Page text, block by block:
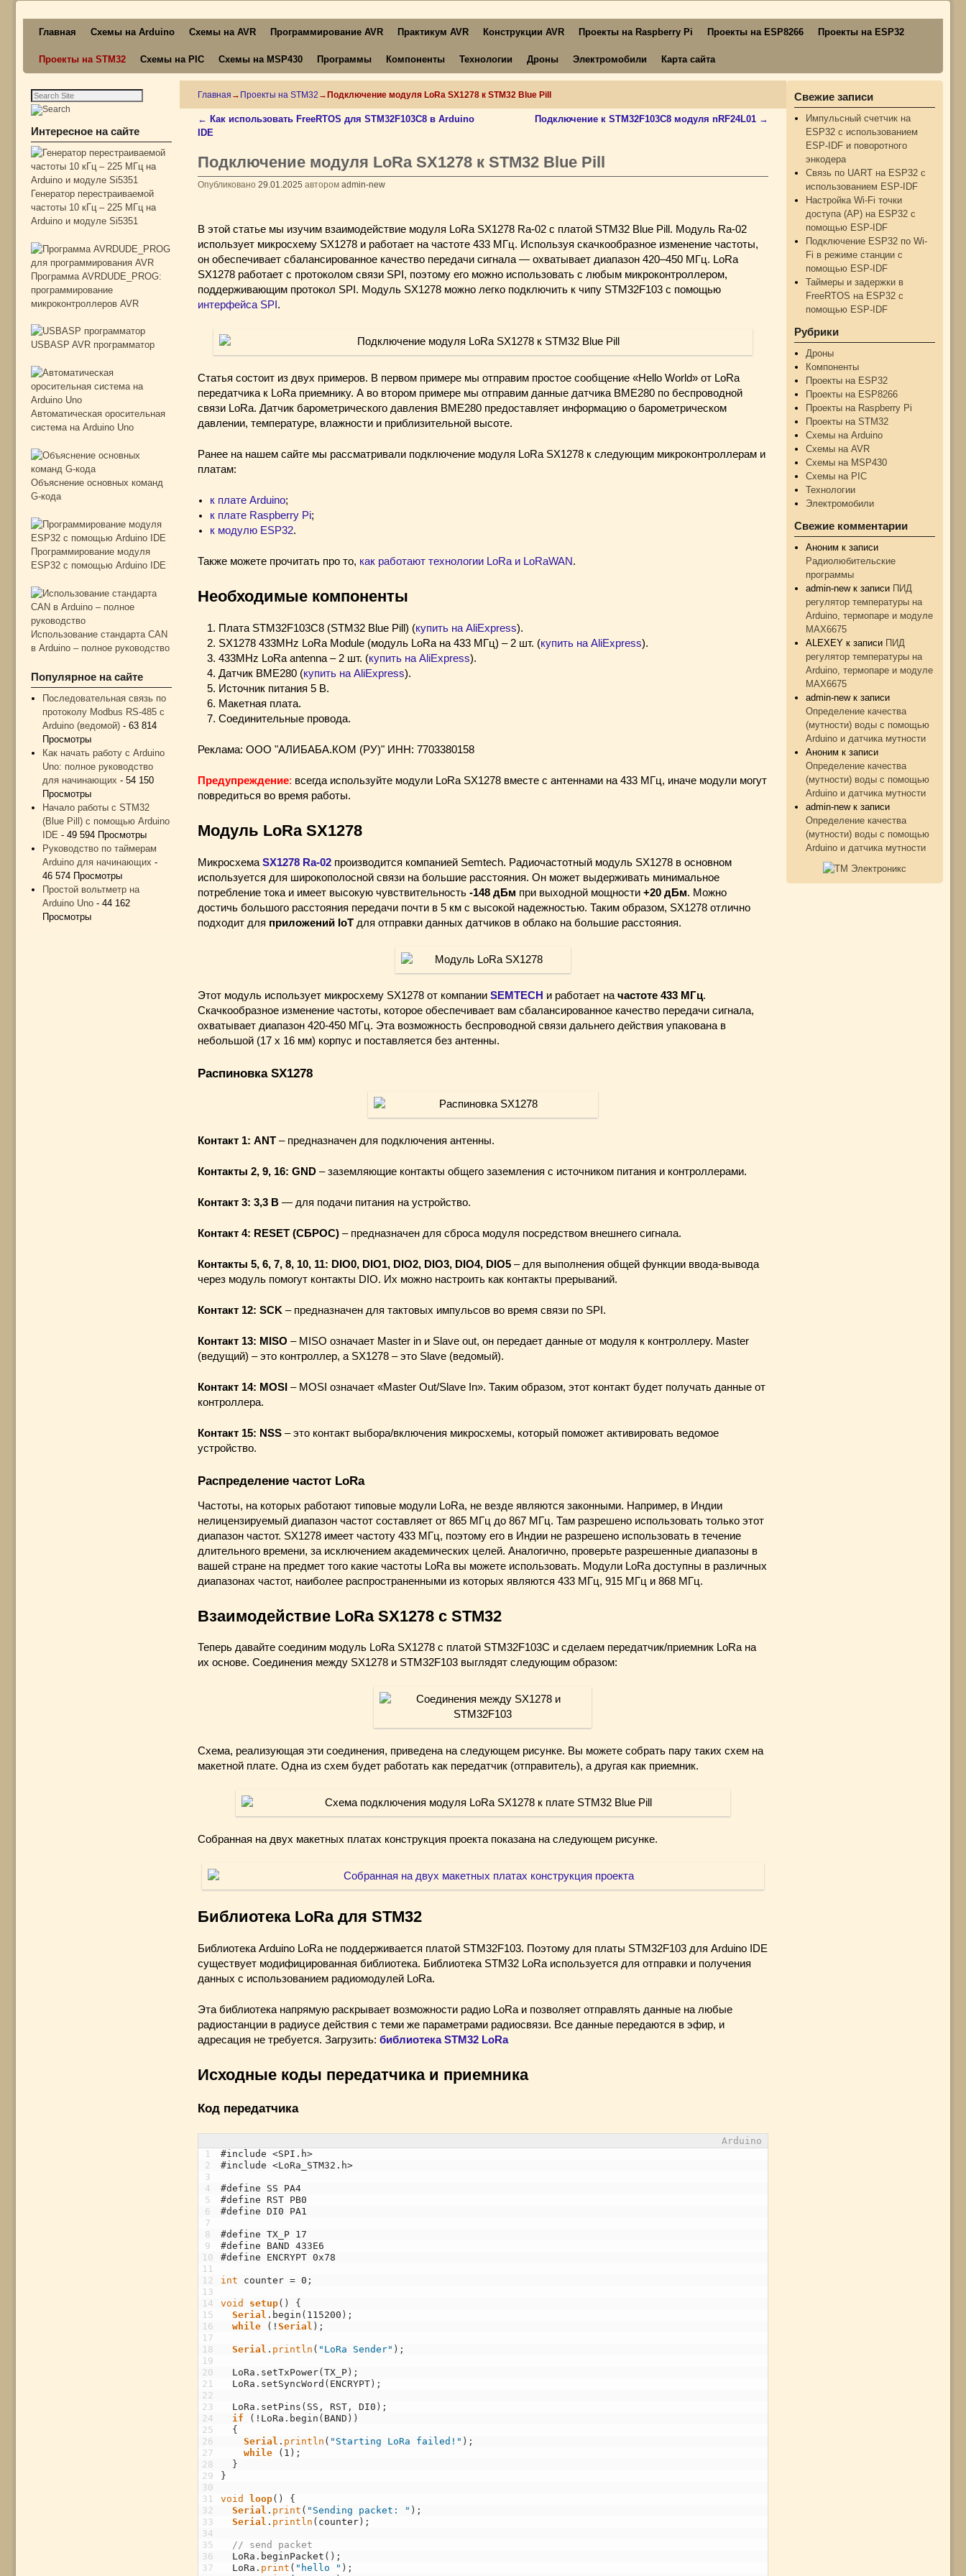
Главная Схемы на Arduino Схемы на AVR Программирование AVR Практикум AVR Конструкции AVR Проекты на Raspberry Pi Проекты на ESP8266 Проекты на ESP32
Проекты на STM32 Схемы на PIC Схемы на MSP430 Программы Компоненты Технологии Дроны Электромобили Карта сайта
Интересное на сайте
Генератор перестраиваемой
частоты 10 кГц – 225 МГц на
Arduino и модуле Si5351
Программа AVRDUDE_PROG:
программирование
микроконтроллеров AVR
USBASP AVR программатор
Автоматическая оросительная
система на Arduino Uno
Объяснение основных команд
G-кода
Программирование модуля
ESP32 с помощью Arduino IDE
Использование стандарта CAN
в Arduino – полное руководство
Популярное на сайте
Последовательная связь по
протоколу Modbus RS-485 с
Arduino (ведомой)- 63 814
Просмотры
Как начать работу с Arduino
Uno: полное руководство
для начинающих - 54 150
Просмотры
Начало работы с STM32
(Blue Pill) с помощью Arduino
IDE - 49 594 Просмотры
Руководство по таймерам
Arduino для начинающих -
46 574 Просмотры
Простой вольтметр на
Arduino Uno- 44 162
Просмотры
Главная → Проекты на STM32 →Подключение модуля LoRa SX1278 к STM32 Blue Pill
Навигация по записям
← Как использовать FreeRTOS для STM32F103C8 в Arduino
IDE
Подключение к STM32F103C8 модуля nRF24L01 →
Подключение модуля LoRa SX1278 к STM32 Blue Pill
Опубликовано 29.01.2025 автором admin-new
В этой статье мы изучим взаимодействие модуля LoRa SX1278 Ra-02 с платой STM32 Blue Pill. Модуль Ra-02
использует микросхему SX1278 и работает на частоте 433 МГц. Используя скачкообразное изменение частоты,
он обеспечивает сбалансированное качество передачи сигнала — охватывает диапазон 420–450 МГц. LoRa
SX1278 работает с протоколом связи SPI, поэтому его можно использовать с любым микроконтроллером,
поддерживающим протокол SPI. Модуль SX1278 можно легко подключить к чипу STM32F103 с помощью
интерфейса SPI .
Статья состоит из двух примеров. В первом примере мы отправим простое сообщение «Hello World» от LoRa
передатчика к LoRa приемнику. А во втором примере мы отправим данные датчика BME280 по беспроводной
связи LoRa. Датчик барометрического давления BME280 предоставляет информацию о барометрическом
давлении, температуре, влажности и приблизительной высоте.
Ранее на нашем сайте мы рассматривали подключение модуля LoRa SX1278 к следующим микроконтроллерам и
платам:
к плате Arduino;
к плате Raspberry Pi;
к модулю ESP32.
Также можете прочитать про то, как работают технологии LoRa и LoRaWAN.
Необходимые компоненты
Плата STM32F103C8 (STM32 Blue Pill) (купить на AliExpress).
SX1278 433MHz LoRa Module (модуль LoRa на 433 МГц) – 2 шт. (купить на AliExpress).
433MHz LoRa antenna – 2 шт. (купить на AliExpress).
Датчик BME280 (купить на AliExpress).
Источник питания 5 В.
Макетная плата.
Соединительные провода.
Реклама: ООО "АЛИБАБА.КОМ (РУ)" ИНН: 7703380158
Предупреждение: всегда используйте модули LoRa SX1278 вместе с антеннами на 433 МГц, иначе модули могут
повредиться во время работы.
Модуль LoRa SX1278
Микросхема SX1278 Ra-02производится компанией Semtech. Радиочастотный модуль SX1278 в основном
используется для широкополосной связи на большие расстояния. Он может выдерживать минимальное
потребление тока и имеет высокую чувствительность -148 дБм при выходной мощности +20 дБм. Можно
достичь большого расстояния передачи почти в 5 км с высокой надежностью. Таким образом, SX1278 отлично
подходит для приложений IoTдля отправки данных датчиков в облако на большие расстояния.
Этот модуль использует микросхему SX1278 от компании SEMTECH и работает начастоте 433 МГц.
Скачкообразное изменение частоты, которое обеспечивает вам сбалансированное качество передачи сигнала,
охватывает диапазон 420-450 МГц. Эта возможность беспроводной связи дальнего действия упакована в
небольшой (17 x 16 мм) корпус и поставляется без антенны.
Распиновка SX1278
Контакт 1: ANT– предназначен для подключения антенны.
Контакты 2, 9, 16: GND– заземляющие контакты общего заземления с источником питания и контроллерами.
Контакт 3: 3,3 В— для подачи питания на устройство.
Контакт 4: RESET (СБРОС)– предназначен для сброса модуля посредством внешнего сигнала.
Контакты 5, 6, 7, 8, 10, 11: DIO0, DIO1, DIO2, DIO3, DIO4, DIO5– для выполнения общей функции ввода-вывода
через модуль помогут контакты DIO. Их можно настроить как контакты прерываний.
Контакт 12: SCK – предназначен для тактовых импульсов во время связи по SPI.
Контакт 13: MISO – MISO означает Master in и Slave out, он передает данные от модуля к контроллеру. Master
(ведущий) – это контроллер, а SX1278 – это Slave (ведомый).
Контакт 14: MOSI – MOSI означает «Master Out/Slave In». Таким образом, этот контакт будет получать данные от
контроллера.
Контакт 15: NSS– это контакт выбора/включения микросхемы, который поможет активировать ведомое
устройство.
Распределение частот LoRa
Частоты, на которых работают типовые модули LoRa, не везде являются законными. Например, в Индии
нелицензируемый диапазон частот составляет от 865 МГц до 867 МГц. Там разрешено использовать только этот
диапазон частот. SX1278 имеет частоту 433 МГц, поэтому его в Индии не разрешено использовать в течение
длительного времени, за исключением академических целей. Аналогично, проверьте разрешенные диапазоны в
вашей стране на предмет того какие частоты LoRa вы можете использовать. Модули LoRa доступны в различных
диапазонах частот, наиболее распространенными из которых являются 433 МГц, 915 МГц и 868 МГц.
Взаимодействие LoRa SX1278 с STM32
Теперь давайте соединим модуль LoRa SX1278 с платой STM32F103C и сделаем передатчик/приемник LoRa на
их основе. Соединения между SX1278 и STM32F103 выглядят следующим образом:
Схема, реализующая эти соединения, приведена на следующем рисунке. Вы можете собрать пару таких схем на
макетной плате. Одна из схем будет работать как передатчик (отправитель), а другая как приемник.
Собранная на двух макетных платах конструкция проекта показана на следующем рисунке.
Библиотека LoRa для STM32
Библиотека Arduino LoRa не поддерживается платой STM32F103. Поэтому для платы STM32F103 для Arduino IDE
существует модифицированная библиотека. Библиотека STM32 LoRa используется для отправки и получения
данных с использованием радиомодулей LoRa.
Эта библиотека напрямую раскрывает возможности радио LoRa и позволяет отправлять данные на любые
радиостанции в радиусе действия с теми же параметрами радиосвязи. Все данные передаются в эфир, и
адресация не требуется. Загрузить: библиотека STM32 LoRa
Исходные коды передатчика и приемника
Код передатчика
Arduino
1
2
3
4
5
6
7
8
9
10
11
12
13
14
15
16
17
18
19
20
21
22
23
24
25
26
27
28
29
30
31
32
33
34
35
36
37
#include <SPI.h>
#include <LoRa_STM32.h>
#define SS PA4
#define RST PB0
#define DI0 PA1
#define TX_P 17
#define BAND 433E6
#define ENCRYPT 0x78
int counter = 0 ;
void setup( )
{
Serial . begin ( 115200 ) ;
while
( !Serial ) ;
Serial . println ( "LoRa Sender" ) ;
LoRa . setTxPower(TX_P ) ;
LoRa . setSyncWord ( ENCRYPT ) ;
LoRa . setPins ( SS , RST , DI0 ) ;
if
( ! LoRa . begin ( BAND ) )
{
Serial . println ( "Starting LoRa failed!" ) ;
while
( 1 ) ;
}
}
void loop( )
{
Serial . print ( "Sending packet: " ) ;
Serial . println ( counter ) ;
// send packet
LoRa . beginPacket ( ) ;
LoRa . print ( "hello " ) ;
Свежие записи
Импульсный счетчик на
ESP32 с использованием
ESP-IDF и поворотного
энкодера
Связь по UART на ESP32 с
использованием ESP-IDF
Настройка Wi-Fi точки
доступа (AP) на ESP32 с
помощью ESP-IDF
Подключение ESP32 по Wi-
Fi в режиме станции с
помощью ESP-IDF
Таймеры и задержки в
FreeRTOS на ESP32 с
помощью ESP-IDF
Рубрики
Дроны
Компоненты
Проекты на ESP32
Проекты на ESP8266
Проекты на Raspberry Pi
Проекты на STM32
Схемы на Arduino
Схемы на AVR
Схемы на MSP430
Схемы на PIC
Технологии
Электромобили
Свежие комментарии
Аноним к записи
Радиолюбительские
программы
admin-newк записи ПИД
регулятор температуры на
Arduino, термопаре и модуле
MAX6675
ALEXEY к записи ПИД
регулятор температуры на
Arduino, термопаре и модуле
MAX6675
admin-newк записи
Определение качества
(мутности) воды с помощью
Arduino и датчика мутности
Аноним к записи
Определение качества
(мутности) воды с помощью
Arduino и датчика мутности
admin-newк записи
Определение качества
(мутности) воды с помощью
Arduino и датчика мутности